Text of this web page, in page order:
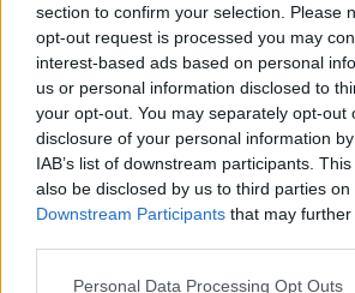
section to confirm your selection. Please
opt-out request is processed you may
interest-based ads based on personal
us or personal information disclosed to
your opt-out. You may separately opt-out
disclosure of your personal information
IAB’s list of downstream participants.
also be disclosed by us to third parties on
Downstream Participants that may
Personal Data Processing Opt Outs
H εποχή της εξωστρέφειας.
Δημήτρης Τζανιδάκης
Τους τελευταίους μήνες η χώρα
πανταχόθεν, με τις επιπτώσεις
και κυρίως την έντονη και
στα ελληνοτουρκικά, να